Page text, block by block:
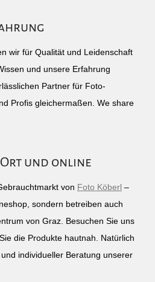
wir für Qualität und Leidenschaft
und unsere Erfahrung
Partner für Foto-
Profis gleichermaßen. We share
und online
von Foto Köberl –
sondern betreiben auch
von Graz. Besuchen Sie uns
die Produkte hautnah. Natürlich
individueller Beratung unserer